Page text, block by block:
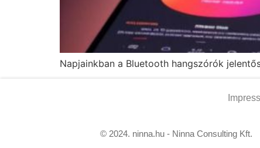
Napjainkban a Bluetooth hangszórók
© 2024. ninna.hu - Ninna Consulting Kft.